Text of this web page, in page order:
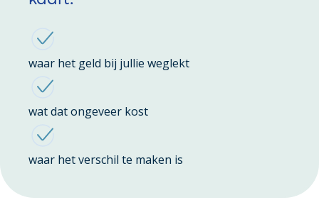
waar het geld bij jullie weglekt
wat dat ongeveer kost
waar het verschil te maken is